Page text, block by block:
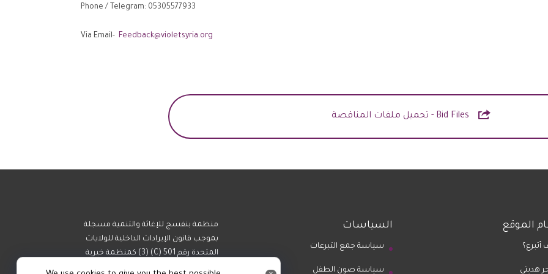
Phone / Telegram: 05305577933
Via Email- Feedback@violetsyria.org
 Bid Files - تحميل ملفات المناقصة
الموقع
أتبرع؟
هديتي
السياسات
سياسة جمع التبرعات
سياسة صون الطفل
منظمة بنفسج للإغاثة والتنمية مسجلة
بموجب قانون الإيرادات الداخلية للولايات
المتحدة رقم 501 (C) (3) كمنظمة خيرية